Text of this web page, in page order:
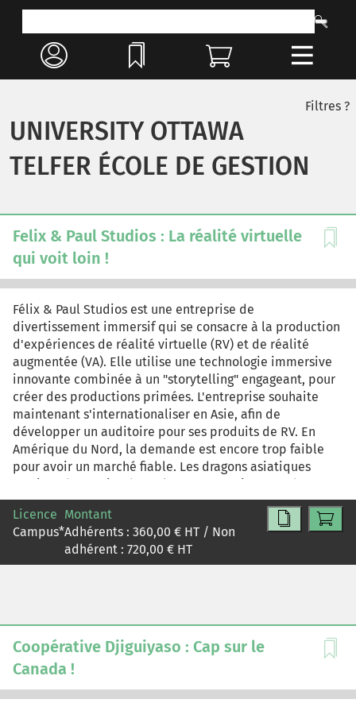
UNIVERSITY OTTAWA
TELFER ÉCOLE DE GESTION
Filtres ?
Felix & Paul Studios : La réalité virtuelle
qui voit loin !
Félix & Paul Studios est une entreprise de
divertissement immersif qui se consacre à la production
d'expériences de réalité virtuelle (RV) et de réalité
augmentée (VA). Elle utilise une technologie immersive
innovante combinée à un "storytelling" engageant, pour
créer des productions primées. L'entreprise souhaite
maintenant s'internationaliser en Asie, afin de
développer un auditoire pour ses produits de RV. En
Amérique du Nord, la demande est encore trop faible
pour avoir un marché fiable. Les dragons asiatiques
serait un bon point d'entrée sur ce continent et donc sur
la scène internationale. Le but serait d'y trouver des
partenaires avec une plateforme de diffusion de RV déjà
développée. Le choix des partenaires est très important
pour le studio car ils doivent avoir les moyens
un grand bassin d'auditoire. Parmi les dragons, la Corée
du Sud semble être le pays qui se démarque avec une
forte demande potentielle. Félix & Paul jette leur dévolu
sur ce pays comme porte d'entrée, avec comme
partenaire LG UPlus qui est la troisième plus grosse
Licence
Campus*
Montant
Adhérents : 360,00 € HT / Non
adhérent : 720,00 € HT
Coopérative Djiguiyaso : Cap sur le
Canada !